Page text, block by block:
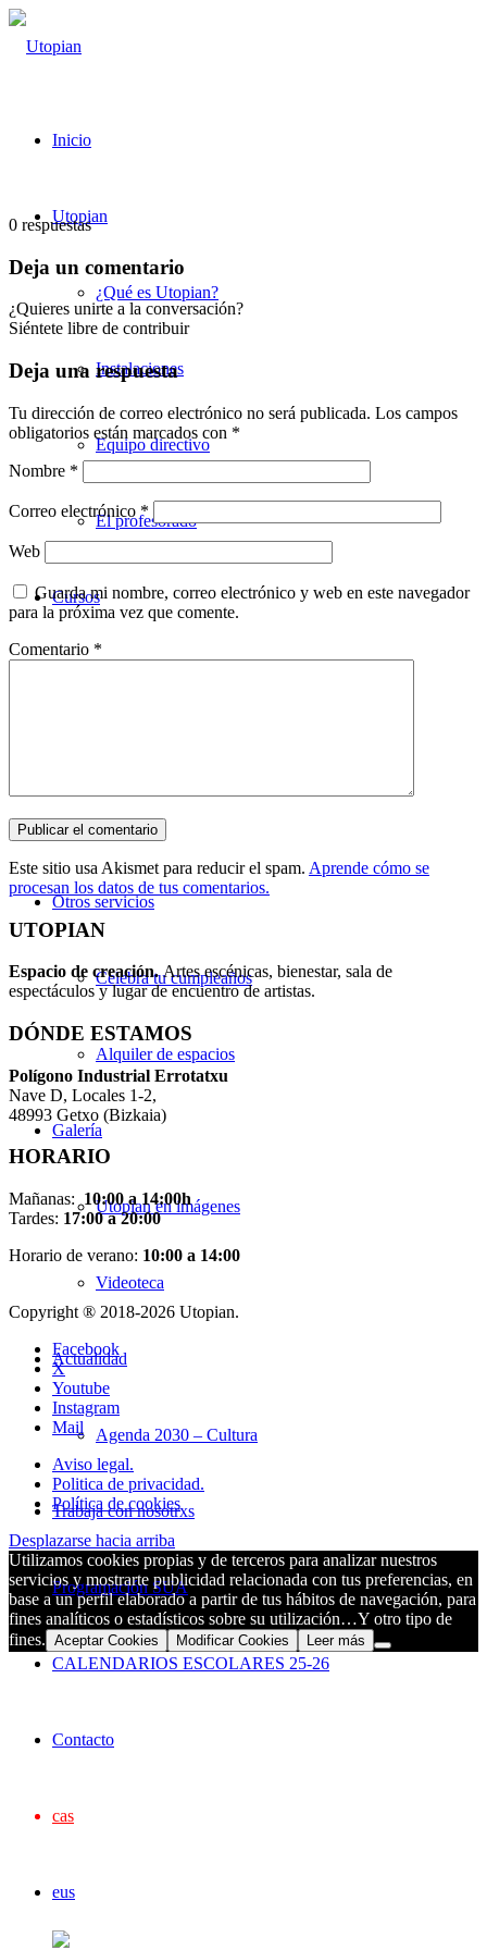
Inicio
Utopian
¿Qué es Utopian?
Instalaciones
Equipo directivo
El profesorado
Cursos
Música
Otros servicios
Celebra tu cumpleaños
Alquiler de espacios
Galería
Utopian en imágenes
Videoteca
Actualidad
Agenda 2030 – Cultura
Trabaja con nosotrxs
Programación SUA
CALENDARIOS ESCOLARES 25-26
Contacto
cas
eus
0 respuestas
Deja un comentario
¿Quieres unirte a la conversación?
Siéntete libre de contribuir
Deja una respuesta
Tu dirección de correo electrónico no será publicada. Los campos
obligatorios están marcados con *
Nombre *
Correo electrónico *
Web
Guarda mi nombre, correo electrónico y web en este navegador
para la próxima vez que comente.
Comentario *
Este sitio usa Akismet para reducir el spam. Aprende cómo se
procesan los datos de tus comentarios.
UTOPIAN
Espacio de creación.Artes escénicas, bienestar, sala de
espectáculos y lugar de encuentro de artistas.
DÓNDE ESTAMOS
Polígono Industrial Errotatxu
Nave D, Locales 1-2,
48993 Getxo (Bizkaia)
HORARIO
Mañanas: 10:00 a 14:00h
Tardes: 17:00 a 20:00
Horario de verano: 10:00 a 14:00
Copyright ® 2018-2026 Utopian.
Facebook
X
Youtube
Instagram
Mail
Aviso legal.
Politica de privacidad.
Política de cookies
Desplazarse hacia arriba
Utilizamos cookies propias y de terceros para analizar nuestros
servicios y mostrarte publicidad relacionada con tus preferencias, en
base a un perfil elaborado a partir de tus hábitos de navegación, para
fines analíticos o estadísticos sobre su utilización…Y otro tipo de
fines. Aceptar Cookies Modificar Cookies Leer más